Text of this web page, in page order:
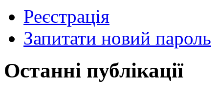
Реєстрація
Запитати новий пароль
Останні публікації